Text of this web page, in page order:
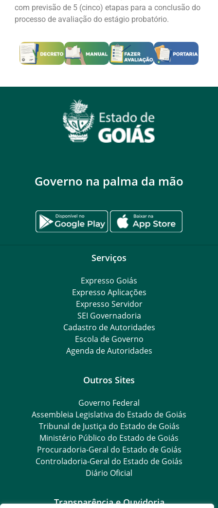
com previsão de 5 (cinco) etapas para a conclusão do
processo de avaliação do estágio probatório.
Governo na palma da mão
Serviços
Expresso Goiás
Expresso Aplicações
Expresso Servidor
SEI Governadoria
Cadastro de Autoridades
Escola de Governo
Agenda de Autoridades
Outros Sites
Governo Federal
Assembleia Legislativa do Estado de Goiás
Tribunal de Justiça do Estado de Goiás
Ministério Público do Estado de Goiás
Procuradoria-Geral do Estado de Goiás
Controladoria-Geral do Estado de Goiás
Diário Oficial
Transparência e Ouvidoria